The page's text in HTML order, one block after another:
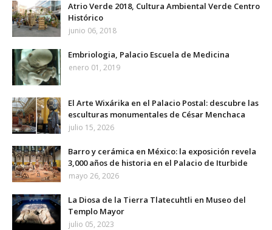
Atrio Verde 2018, Cultura Ambiental Verde Centro
Histórico
junio 06, 2018
Embriologia, Palacio Escuela de Medicina
enero 01, 2019
El Arte Wixárika en el Palacio Postal: descubre las
esculturas monumentales de César Menchaca
julio 15, 2026
Barro y cerámica en México: la exposición revela
3,000 años de historia en el Palacio de Iturbide
mayo 26, 2026
La Diosa de la Tierra Tlatecuhtli en Museo del
Templo Mayor
julio 05, 2023